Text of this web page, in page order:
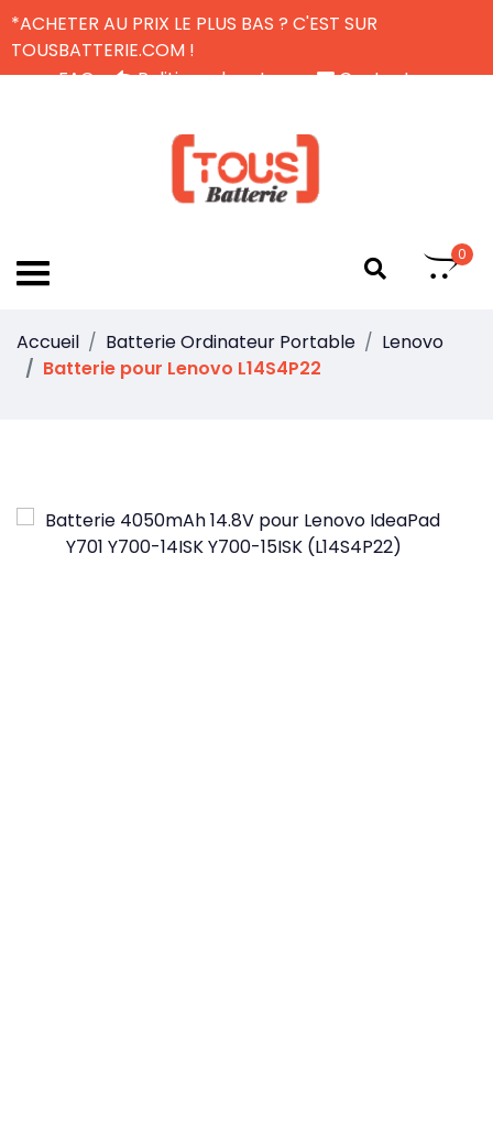
*ACHETER AU PRIX LE PLUS BAS ? C'EST SUR
TOUSBATTERIE.COM !
FAQ
Politique de retour
Contactez-nous
0
Accueil Batterie Ordinateur Portable
Lenovo
Batterie pour Lenovo L14S4P22